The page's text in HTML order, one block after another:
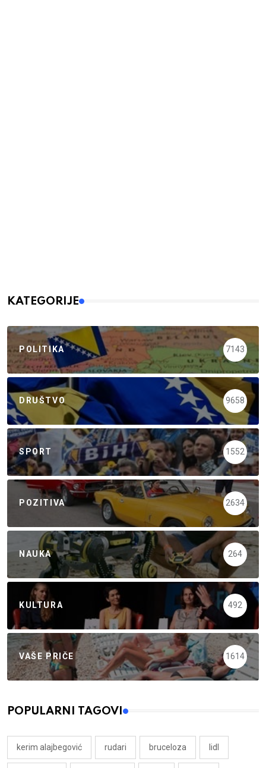
KATEGORIJE
POLITIKA 7143
DRUŠTVO 9658
SPORT 1552
POZITIVA 2634
NAUKA 264
KULTURA 492
VAŠE PRIČE 1614
POPULARNI TAGOVI
kerim alajbegović rudari bruceloza lidl